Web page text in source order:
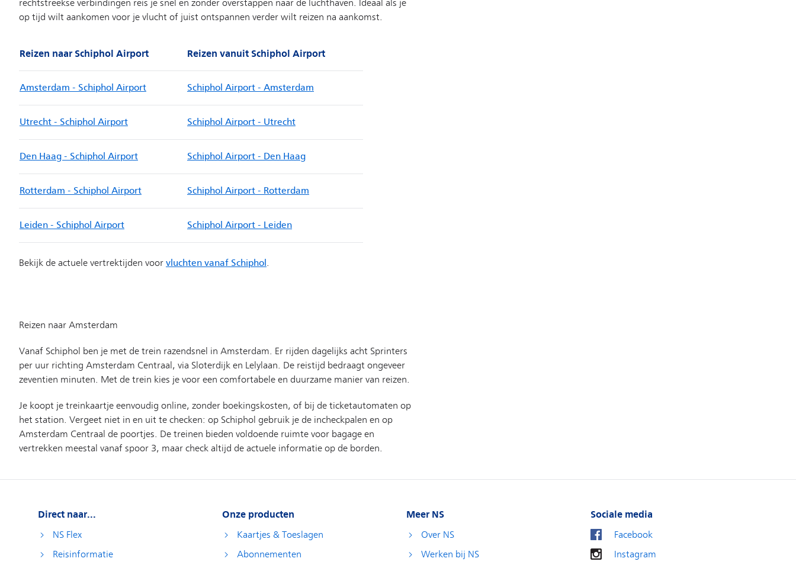
Direct naar...
NS Flex
Reisinformatie
Onze producten
Kaartjes & Toeslagen
Abonnementen
Meer NS
Over NS
Werken bij NS
Sociale media
Facebook
Instagram